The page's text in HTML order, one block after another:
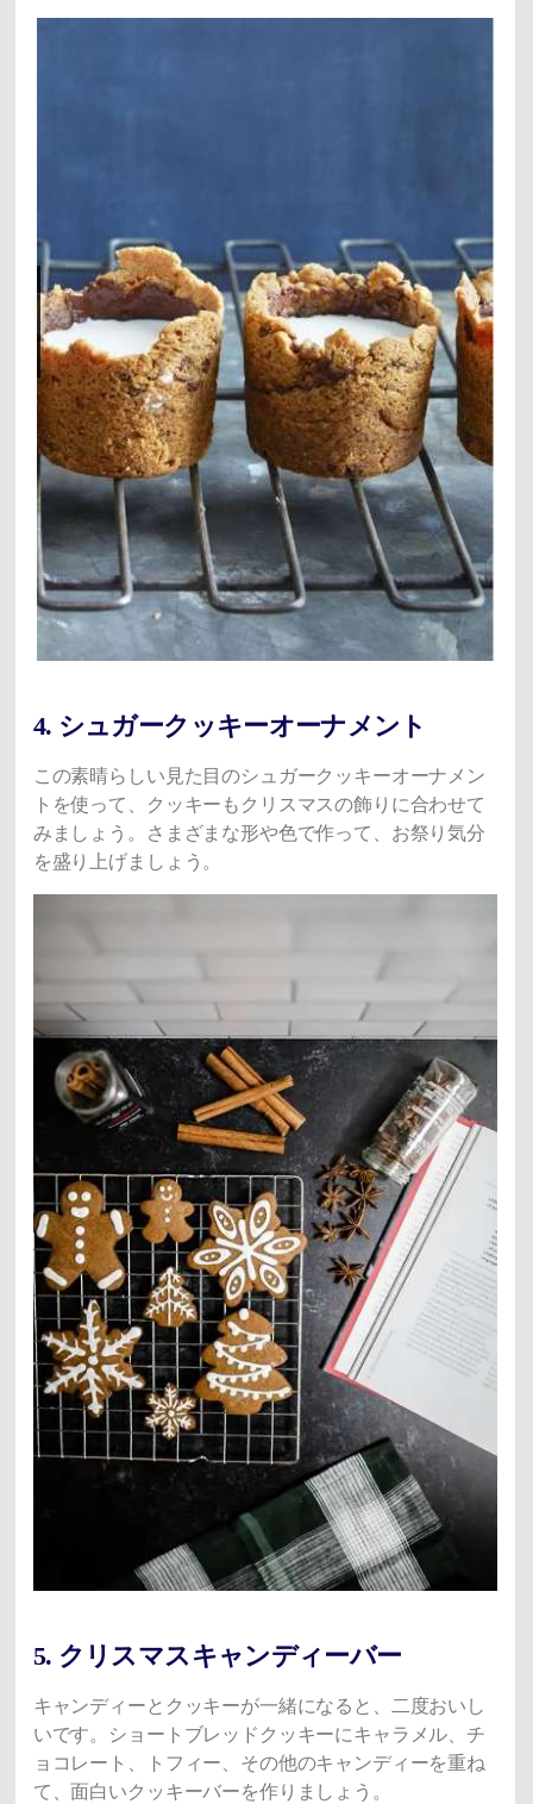
4. シュガークッキーオーナメント
この素晴らしい見た目のシュガークッキーオーナメン
トを使って、クッキーもクリスマスの飾りに合わせて
みましょう。さまざまな形や色で作って、お祭り気分
を盛り上げましょう。
5. クリスマスキャンディーバー
キャンディーとクッキーが一緒になると、二度おいし
いです。ショートブレッドクッキーにキャラメル、チ
ョコレート、トフィー、その他のキャンディーを重ね
て、面白いクッキーバーを作りましょう。